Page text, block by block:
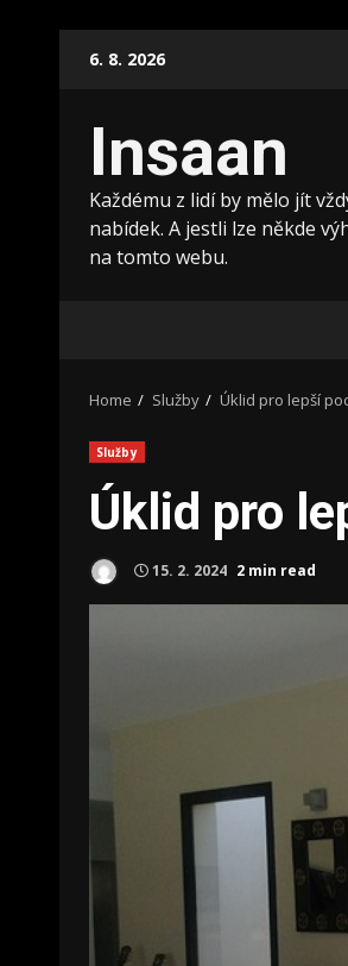
6. 8. 2026
Insaan
Každému z lidí by mělo jít
nabídek. A jestli lze někde
na tomto webu.
Home Služby Úklid pro lepší
Služby
Úklid pro
15. 2. 2024 2 min read